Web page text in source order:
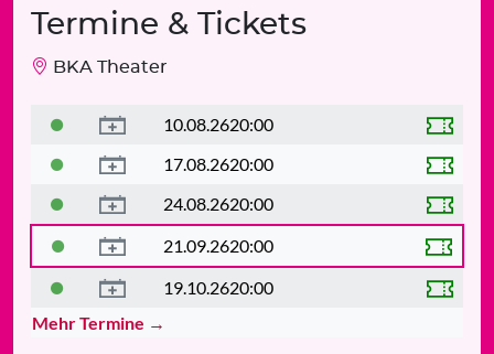
Termine & Tickets
BKA Theater
10.08.2620:00
17.08.2620:00
24.08.2620:00
21.09.2620:00
19.10.2620:00
Mehr Termine →